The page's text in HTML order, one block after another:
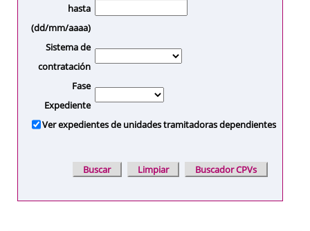
hasta
(dd/mm/aaaa)
Sistema de
contratación
Fase
Expediente
Ver expedientes de unidades tramitadoras dependientes